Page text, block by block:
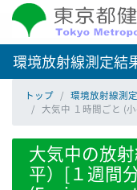
環境放射線測定結
トップ 環境放射線測
大気中 １時間ごと (
大気中の放
平）[１週間